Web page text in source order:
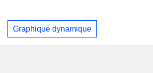
Graphique dynamique